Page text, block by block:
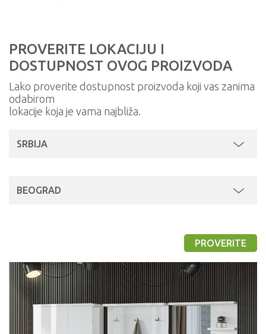
PROVERITE LOKACIJU I
DOSTUPNOST OVOG PROIZVODA
Lako proverite dostupnost proizvoda koji vas zanima
odabirom
lokacije koja je vama najbliža.
SRBIJA
BEOGRAD
PROVERITE